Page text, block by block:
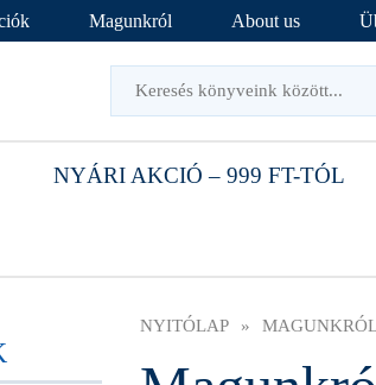
Magunkról About us
NYÁRI AKCIÓ – 999 FT-TÓL
NYITÓLAP »